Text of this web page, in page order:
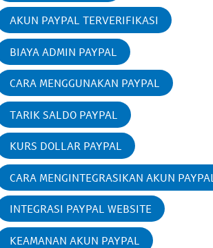
AKUN PAYPAL TERVERIFIKASI
BIAYA ADMIN PAYPAL
CARA MENGGUNAKAN PAYPAL
TARIK SALDO PAYPAL
KURS DOLLAR PAYPAL
CARA MENGINTEGRASIKAN AKUN PAYPAL
INTEGRASI PAYPAL WEBSITE
KEAMANAN AKUN PAYPAL